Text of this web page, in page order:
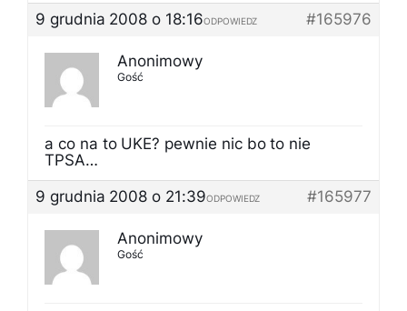
9 grudnia 2008 o 18:16
#165976
ODPOWIEDZ
Anonimowy
Gość
a co na to UKE? pewnie nic bo to nie
TPSA…
9 grudnia 2008 o 21:39
#165977
ODPOWIEDZ
Anonimowy
Gość